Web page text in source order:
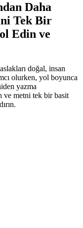
Daha
Tek Bir
Edin ve
doğal, insan
olurken, yol boyunca
yazma
ve metni tek bir basit